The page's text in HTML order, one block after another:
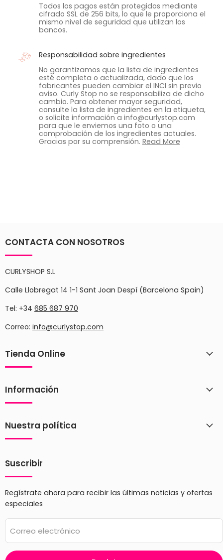
Todos los pagos están protegidos mediante
cifrado SSL de 256 bits, lo que le proporciona el
mismo nivel de seguridad que utilizan los
bancos.
Responsabilidad sobre ingredientes
No garantizamos que la lista de ingredientes
esté completa o actualizada, dado que los
fabricantes pueden cambiar el INCI sin previo
aviso. Curly Stop no se responsabiliza de dicho
cambio. Para obtener mayor seguridad,
consulte la lista de ingredientes en la etiqueta,
o solicite información a info@curlystop.com
para que le enviemos una foto o una
comprobación de los ingredientes actuales.
Gracias por su comprensión. Read More
CONTACTA CON NOSOTROS
CURLYSHOP S.L
Calle Llobregat 14 1-1 Sant Joan Despí (Barcelona Spain)
Tel: +34 685 687 970
Correo: info@curlystop.com
Tienda Online
Información
Nuestra política
Suscribir
Regístrate ahora para recibir las últimas noticias y ofertas
especiales
Correo electrónico